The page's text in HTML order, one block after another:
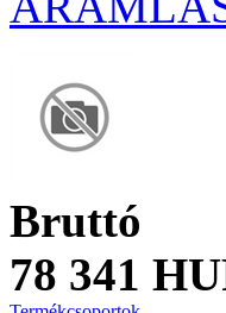
Bruttó
78 341